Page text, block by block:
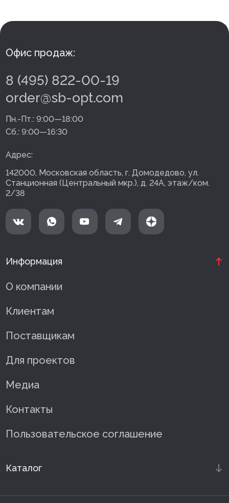
Офис продаж:
8 (495) 822-00-19
order@sb-opt.com
Пн.-Пт.: 9:00—18:00
Сб.: 9:00—16:30
Адрес:
142000, Московская область, г. Домодедово, ул.
Станционная (Центральный мкр.), д. 24А, этаж/ком.
2/38
Информация
О компании
Клиентам
Поставщикам
Для проектов
Медиа
Контакты
Пользовательское соглашение
Каталог